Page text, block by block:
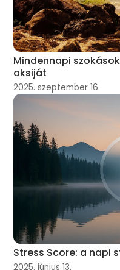
Mindennapi
aksiját
2025. szeptember 16.
Stress Score: a napi
2025. június 13.